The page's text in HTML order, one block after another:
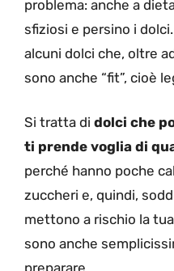
problema: anche a
sfiziosi e persino i
alcuni dolci che, oltre
sono anche “fit”, cioè
Si tratta di dolci che
ti prende voglia di
perché hanno poche
zuccheri e, quindi,
mettono a rischio la
sono anche